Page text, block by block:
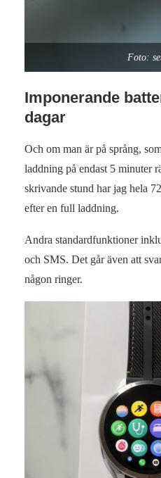
Foto:
Imponerande
dagar
Och om man är på språng,
laddning på endast 5 minuter
skrivande stund har jag hela
efter en full laddning.
Andra standardfunktioner
och SMS. Det går även att
någon ringer.